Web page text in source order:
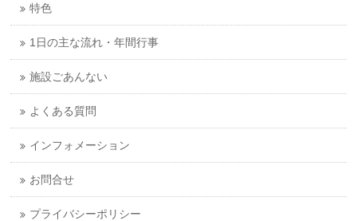
特色
1日の主な流れ・年間行事
施設ごあんない
よくある質問
インフォメーション
お問合せ
プライバシーポリシー